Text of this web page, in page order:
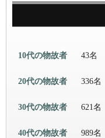
10代の物故者 43名
20代の物故者 336名
30代の物故者 621名
40代の物故者 989名